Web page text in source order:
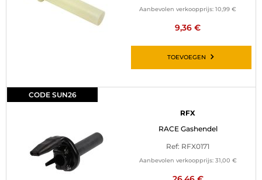
Aanbevolen verkoopprijs: 10,99 €
9,36 €
TOEVOEGEN
CODE SUN26
RFX
RACE Gashendel
Ref: RFX0171
Aanbevolen verkoopprijs: 31,00 €